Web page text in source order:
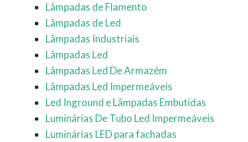
Lâmpadas de Flamento
Lâmpadas de Led
Lâmpadas Industriais
Lâmpadas Led
Lâmpadas Led De Armazém
Lâmpadas Led Impermeáveis
Led Inground e Lâmpadas Embutidas
Luminárias De Tubo Led Impermeáveis
Luminárias LED para fachadas